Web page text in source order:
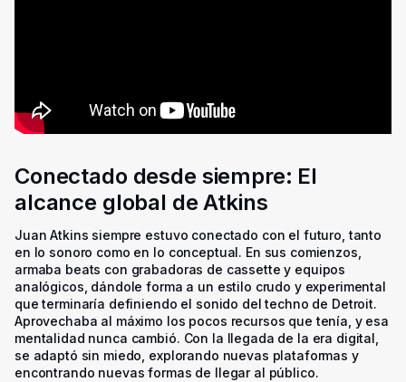
Conectado desde siempre: El
alcance global de Atkins
Juan Atkins siempre estuvo conectado con el futuro, tanto
en lo sonoro como en lo conceptual. En sus comienzos,
armaba beats con grabadoras de cassette y equipos
analógicos, dándole forma a un estilo crudo y experimental
que terminaría definiendo el sonido del techno de Detroit.
Aprovechaba al máximo los pocos recursos que tenía, y esa
mentalidad nunca cambió. Con la llegada de la era digital,
se adaptó sin miedo, explorando nuevas plataformas y
encontrando nuevas formas de llegar al público.